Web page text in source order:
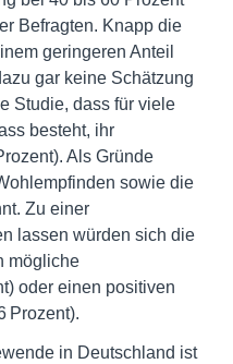
Befragten. Knapp die
geringeren Anteil
gar keine Schätzung
Studie, dass für viele
besteht, ihr
Als Gründe
sowie die
Zu einer
lassen würden sich die
mögliche
oder einen positiven
Prozent).
in Deutschland ist